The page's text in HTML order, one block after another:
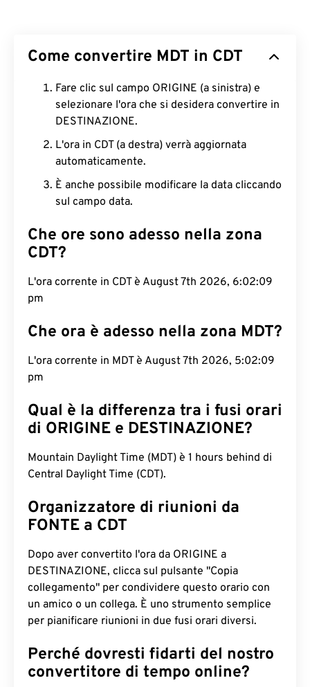
Come convertire MDT in CDT
Fare clic sul campo ORIGINE (a sinistra) e
selezionare l'ora che si desidera convertire in
DESTINAZIONE.
L'ora in CDT (a destra) verrà aggiornata
automaticamente.
È anche possibile modificare la data cliccando
sul campo data.
Che ore sono adesso nella zona
CDT?
L'ora corrente in CDT è August 7th 2026, 6:02:10
pm
Che ora è adesso nella zona MDT?
L'ora corrente in MDT è August 7th 2026, 5:02:10
pm
Qual è la differenza tra i fusi orari
di ORIGINE e DESTINAZIONE?
Mountain Daylight Time (MDT) è 1 hours behind di
Central Daylight Time (CDT).
Organizzatore di riunioni da
FONTE a CDT
Dopo aver convertito l'ora da ORIGINE a
DESTINAZIONE, clicca sul pulsante "Copia
collegamento" per condividere questo orario con
un amico o un collega. È uno strumento semplice
per pianificare riunioni in due fusi orari diversi.
Perché dovresti fidarti del nostro
convertitore di tempo online?